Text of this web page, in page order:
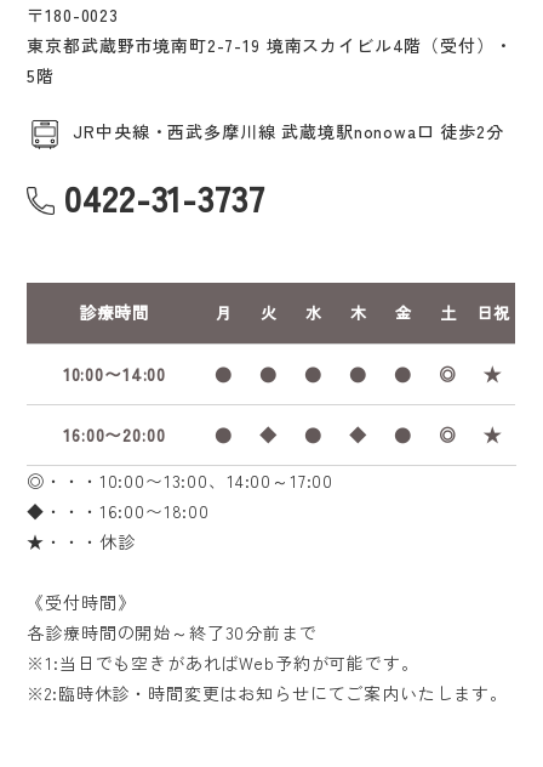
〒180-0023
東京都武蔵野市境南町2-7-19 境南スカイビル4階（受付）・
5階
JR中央線・西武多摩川線 武蔵境駅nonowa口 徒歩2分
0422-31-3737
診療時間 月 火 水 木 金 土 日祝
10:00〜14:00 ● ● ● ● ● ◎ ★
16:00〜20:00 ● ◆ ● ◆ ● ◎
★
◎・・・10:00〜13:00、14:00～17:00
◆・・・16:00〜18:00
★・・・休診
《受付時間》
各診療時間の開始～終了30分前まで
※1:当日でも空きがあればWeb予約が可能です。
※2:臨時休診・時間変更はお知らせにてご案内いたします。